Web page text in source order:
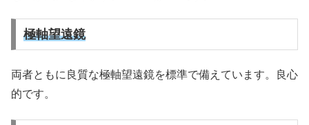
極軸望遠鏡
両者ともに良質な極軸望遠鏡を標準で備えています。良心
的です。